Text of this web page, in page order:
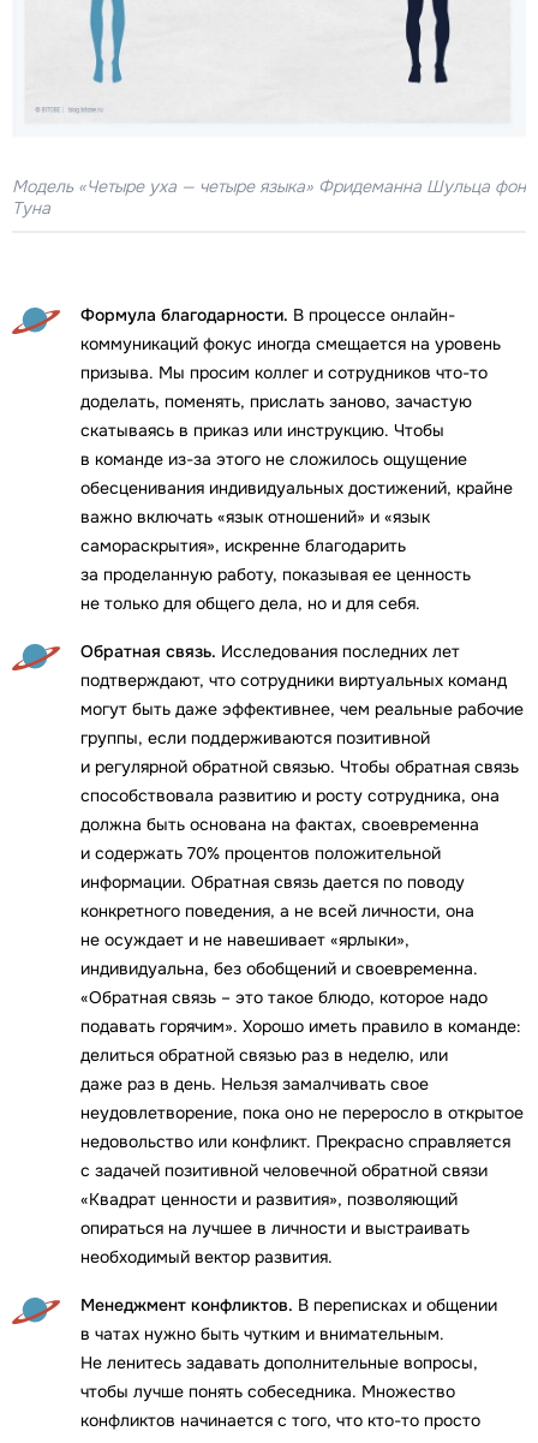
Модель «Четыре уха — четыре языка» Фридеманна Шульца фон
Туна
Формула благодарности. В процессе онлайн-
коммуникаций фокус иногда смещается на уровень
призыва. Мы просим коллег и сотрудников что-то
доделать, поменять, прислать заново, зачастую
скатываясь в приказ или инструкцию. Чтобы
в команде из-за этого не сложилось ощущение
обесценивания индивидуальных достижений, крайне
важно включать «язык отношений» и «язык
самораскрытия», искренне благодарить
за проделанную работу, показывая ее ценность
не только для общего дела, но и для себя.
Обратная связь. Исследования последних лет
подтверждают, что сотрудники виртуальных команд
могут быть даже эффективнее, чем реальные рабочие
группы, если поддерживаются позитивной
и регулярной обратной связью. Чтобы обратная связь
способствовала развитию и росту сотрудника, она
должна быть основана на фактах, своевременна
и содержать 70% процентов положительной
информации. Обратная связь дается по поводу
конкретного поведения, а не всей личности, она
не осуждает и не навешивает «ярлыки»,
индивидуальна, без обобщений и своевременна.
«Обратная связь – это такое блюдо, которое надо
подавать горячим». Хорошо иметь правило в команде:
делиться обратной связью раз в неделю, или
даже раз в день. Нельзя замалчивать свое
неудовлетворение, пока оно не переросло в открытое
недовольство или конфликт. Прекрасно справляется
с задачей позитивной человечной обратной связи
«Квадрат ценности и развития», позволяющий
опираться на лучшее в личности и выстраивать
необходимый вектор развития.
Менеджмент конфликтов. В переписках и общении
в чатах нужно быть чутким и внимательным.
Не ленитесь задавать дополнительные вопросы,
чтобы лучше понять собеседника. Множество
конфликтов начинается с того, что кто-то просто